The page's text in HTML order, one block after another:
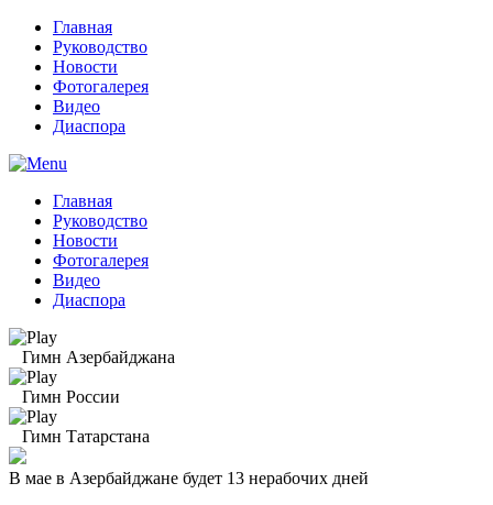
Главная
Руководство
Новости
Фотогалерея
Видео
Диаспора
Главная
Руководство
Новости
Фотогалерея
Видео
Диаспора
Гимн Азербайджана
Гимн России
Гимн Татарстана
В мае в Азербайджане будет 13 нерабочих дней